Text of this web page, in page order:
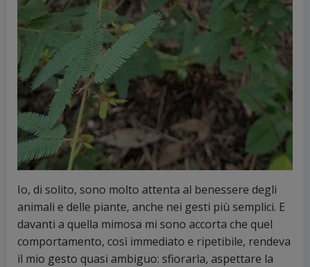
Io, di solito, sono molto attenta al benessere degli
animali e delle piante, anche nei gesti più semplici. E
davanti a quella mimosa mi sono accorta che quel
comportamento, così immediato e ripetibile, rendeva
il mio gesto quasi ambiguo: sfiorarla, aspettare la